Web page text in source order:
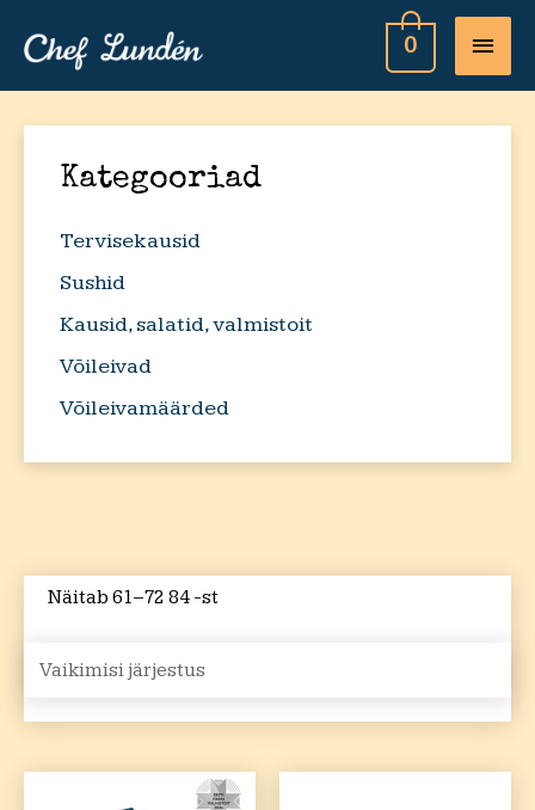
0
Kategooriad
Tervisekausid
Sushid
Kausid, salatid, valmistoit
Võileivad
Võileivamäärded
Näitab 61–72 84 -st